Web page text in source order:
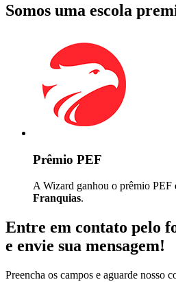
Somos uma escola
Prêmio PEF
A Wizard ganhou o prêmio PEF
Franquias.
Entre em contato pelo
e envie sua mensagem!
Preencha os campos e aguarde nosso